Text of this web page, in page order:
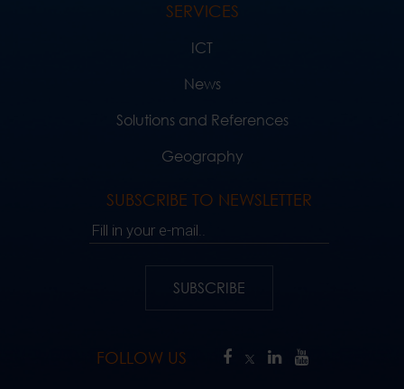
SERVICES
ICT
News
Solutions and References
Geography
SUBSCRIBE TO NEWSLETTER
Fill in your e-mail..
SUBSCRIBE
FOLLOW US